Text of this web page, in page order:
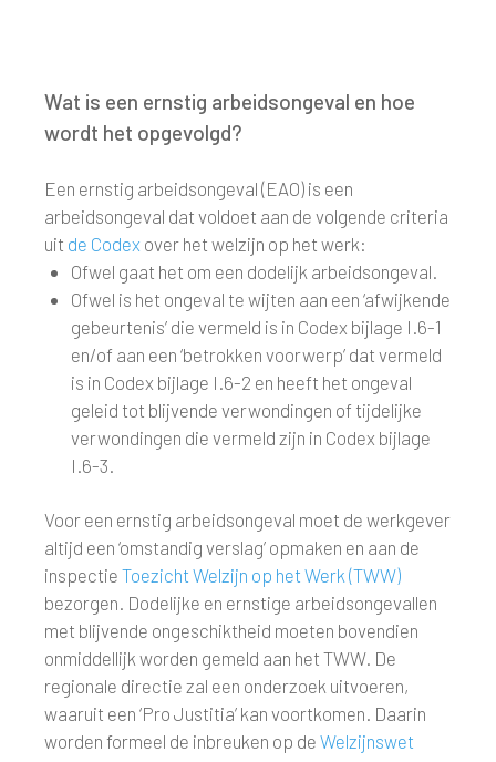
Wat is een ernstig arbeidsongeval en hoe
wordt het opgevolgd?
Een ernstig arbeidsongeval (EAO) is een
arbeidsongeval dat voldoet aan de volgende criteria
uit de Codex over het welzijn op het werk:
Ofwel gaat het om een dodelijk arbeidsongeval.
Ofwel is het ongeval te wijten aan een ‘afwijkende
gebeurtenis’ die vermeld is in Codex bijlage I.6-1
en/of aan een ‘betrokken voorwerp’ dat vermeld
is in Codex bijlage I.6-2 en heeft het ongeval
geleid tot blijvende verwondingen of tijdelijke
verwondingen die vermeld zijn in Codex bijlage
I.6-3.
Voor een ernstig arbeidsongeval moet de werkgever
altijd een ‘omstandig verslag’ opmaken en aan de
inspectie Toezicht Welzijn op het Werk (TWW)
bezorgen. Dodelijke en ernstige arbeidsongevallen
met blijvende ongeschiktheid moeten bovendien
onmiddellijk worden gemeld aan het TWW. De
regionale directie zal een onderzoek uitvoeren,
waaruit een ‘Pro Justitia’ kan voortkomen. Daarin
worden formeel de inbreuken op de Welzijnswet